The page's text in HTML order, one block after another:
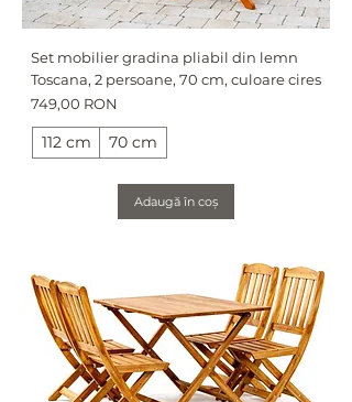
Set mobilier gradina pliabil din lemn
Toscana, 2 persoane, 70 cm, culoare cires
Preț
749,00 RON
112 cm 70 cm
Adaugă în coș